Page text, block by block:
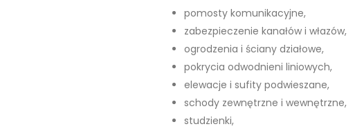
pomosty komunikacyjne,
zabezpieczenie kanałów i włazów,
ogrodzenia i ściany działowe,
pokrycia odwodnieni liniowych,
elewacje i sufity podwieszane,
schody zewnętrzne i wewnętrzne,
studzienki,